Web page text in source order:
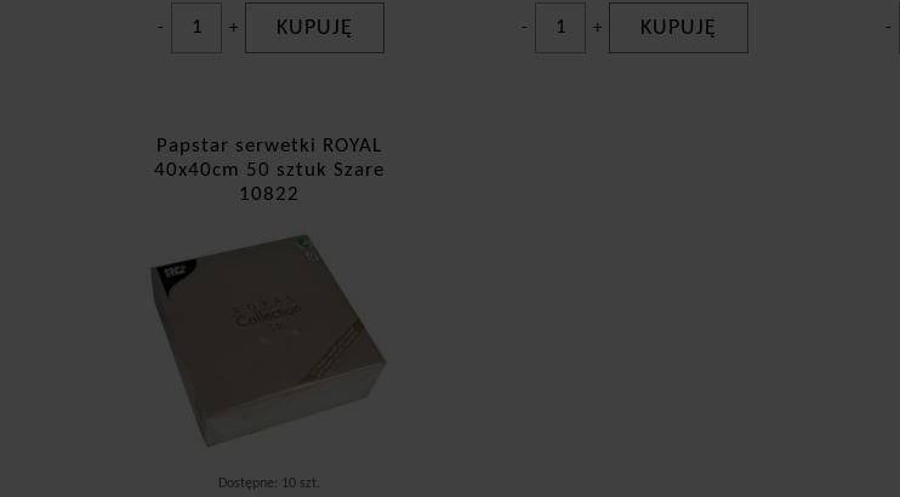
- + KUPUJĘ - + KUPUJĘ -
Papstar serwetki ROYAL
40x40cm 50 sztuk Szare
10822
Dostępne: 10 szt.